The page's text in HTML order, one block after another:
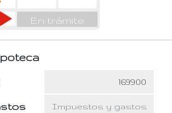
En trámite